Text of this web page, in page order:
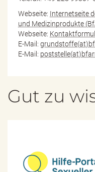
Webseite: Internetseite
und Medizinprodukte
Webseite:
E-Mail:
E-Mail:
Gut zu